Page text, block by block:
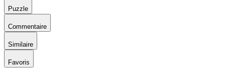
Puzzle
Commentaire
Similaire
Favoris